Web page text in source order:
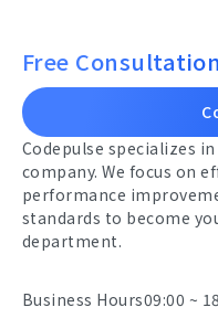
Free
Codepulse specializes
company. We focus on
performance
standards to become
department.
Business Hours09:00 ~